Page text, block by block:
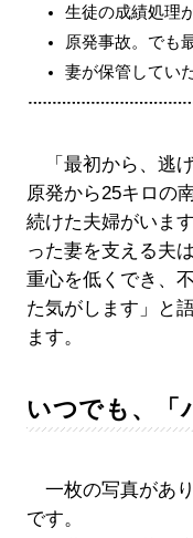
生徒の成績処理
原発事故。でも
妻が保管してい
「最初から、逃
原発から25キロの
続けた夫婦がいま
った妻を支える夫
重心を低くでき、
た気がします」と
ます。
いつでも、「
一枚の写真があ
です。